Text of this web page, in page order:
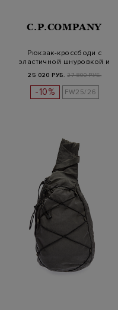
C.P.COMPANY
Рюкзак-кроссбоди с
эластичной шнуровкой и
25 020 РУБ. 27 800 РУБ.
-10% FW25/26